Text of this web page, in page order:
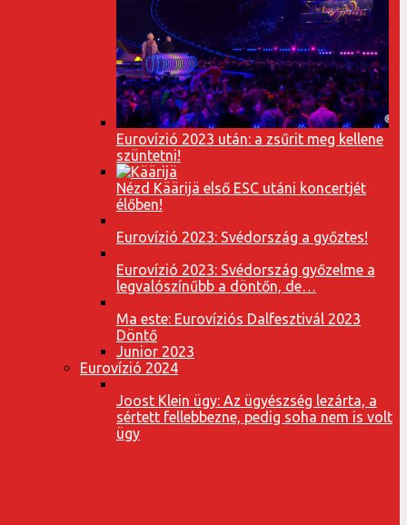
Eurovízió 2023 után: a zsűrit meg kellene
szüntetni!
Nézd Käärijä első ESC utáni koncertjét
élőben!
Eurovízió 2023: Svédország a győztes!
Eurovízió 2023: Svédország győzelme a
legvalószínűbb a döntőn, de…
Ma este: Eurovíziós Dalfesztivál 2023
Döntő
Junior 2023
Eurovízió 2024
Joost Klein ügy: Az ügyészség lezárta, a
sértett fellebbezne, pedig soha nem is volt
ügy